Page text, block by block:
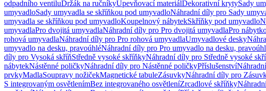
odpadního ventiluDržák na ručníkyUpevňovací materiálDekorativní krytySady
umyvadloSady umyvadla se skříňkou pod umyvadloNáhradní díly pro Sady
umyvadla se skříňkou pod umyvadloKoupelnový nábytekSkříňky pod umyvadlo
umyvadlaPro dvojitá umyvadlaNáhradní díly pro Pro dvojitá umyvadlaPro
rohová umyvadlaNáhradní díly pro Pro rohová umyvadlaUmyvadlové desky
umyvadlo na desku, pravoúhléNáhradní díly pro Pro umyvadlo na desku,
díly pro Vysoká skříňStředně vysoké skříňkyNáhradní díly pro Středně vysoké
nábytekNástěnné poličkyNáhradní díly pro Nástěnné poličkyPříslušenství
prvkyMadlaSoupravy nožičekMagnetické tabuleZásuvkyNáhradní díly pro
S integrovaným osvětlenímBez integrovaného osvětleníZrcadlové skříňky